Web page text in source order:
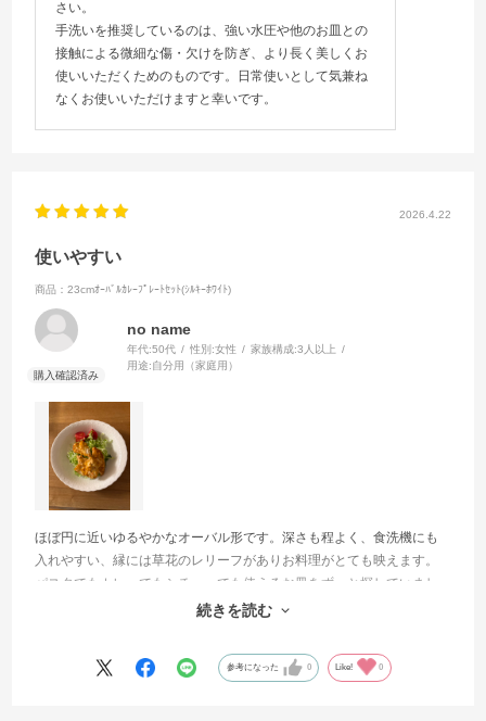
さい。
手洗いを推奨しているのは、強い水圧や他のお皿との
接触による微細な傷・欠けを防ぎ、より長く美しくお
使いいただくためのものです。日常使いとして気兼ね
なくお使いいただけますと幸いです。
2026.4.22
使いやすい
商品：23cmｵｰﾊﾞﾙｶﾚｰﾌﾟﾚｰﾄｾｯﾄ(ｼﾙｷｰﾎﾜｲﾄ)
no name
年代:50代 性別:女性 家族構成:3人以上
用途:自分用（家庭用）
ほぼ円に近いゆるやかなオーバル形です。深さも程よく、食洗機にも
入れやすい、縁には草花のレリーフがありお料理がとても映えます。
パスタでもカレーでもシチューでも使えるお皿をずっと探していまし
た。同じ形の食器だと棚もすっきりします。セットは家族分揃えるの
続きを読む
参考になった 0 Like! 0